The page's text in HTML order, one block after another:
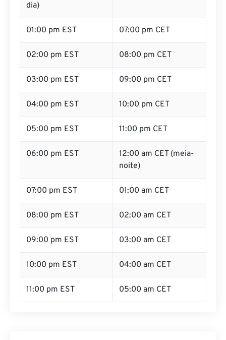
dia)
01:00 pm EST 07:00 pm CET
02:00 pm EST 08:00 pm CET
03:00 pm EST 09:00 pm CET
04:00 pm EST 10:00 pm CET
05:00 pm EST 11:00 pm CET
06:00 pm EST
12:00 am CET (meia-
noite)
07:00 pm EST 01:00 am CET
08:00 pm EST 02:00 am CET
09:00 pm EST 03:00 am CET
10:00 pm EST 04:00 am CET
11:00 pm EST 05:00 am CET